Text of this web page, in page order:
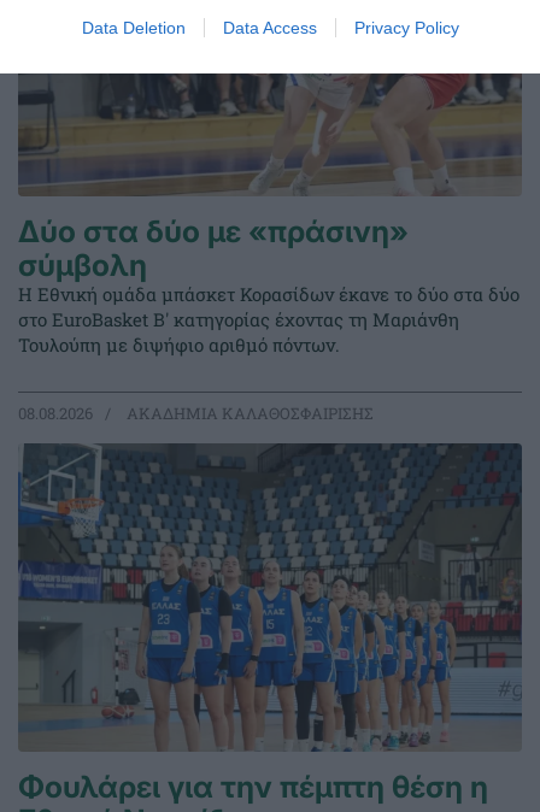
Data Deletion Data Access Privacy Policy
Δύο στα δύο με «πράσινη»
σύμβολη
Η Εθνική ομάδα μπάσκετ Κορασίδων έκανε το δύο στα δύο
στο EuroBasket Β' κατηγορίας έχοντας τη Μαριάνθη
Τουλούπη με διψήφιο αριθμό πόντων.
08.08.2026 ΑΚΑΔΗΜΙΑ ΚΑΛΑΘΟΣΦΑΙΡΙΣΗΣ
Φουλάρει για την πέμπτη θέση η